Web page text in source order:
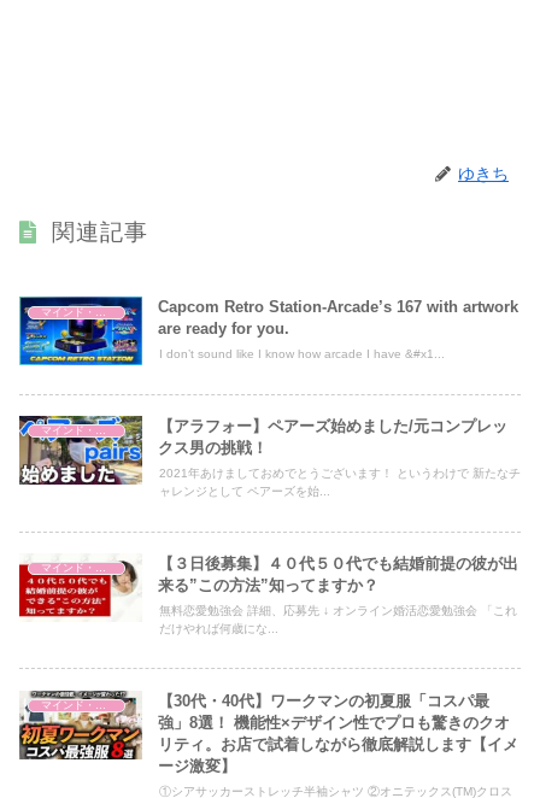
ゆきち
関連記事
Capcom Retro Station-Arcade’s 167 with artwork
are ready for you.
I don’t sound like I know how arcade I have &#x1...
マインド・哲学
【アラフォー】ペアーズ始めました/元コンプレッ
クス男の挑戦！
2021年あけましておめでとうございます！ というわけで 新たなチ
ャレンジとして ペアーズを始...
マインド・哲学
【３日後募集】４０代５０代でも結婚前提の彼が出
来る”この方法”知ってますか？
無料恋愛勉強会 詳細、応募先 ↓ オンライン婚活恋愛勉強会 「これ
だけやれば何歳にな...
マインド・哲学
【30代・40代】ワークマンの初夏服「コスパ最
強」8選！ 機能性×デザイン性でプロも驚きのクオ
リティ。お店で試着しながら徹底解説します【イメ
ージ激変】
①シアサッカーストレッチ半袖シャツ ②オニテックス(TM)クロス